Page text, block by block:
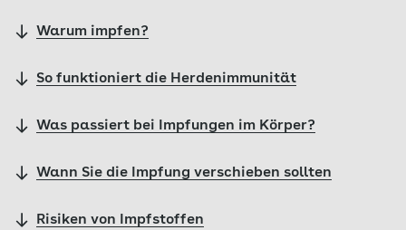
Warum impfen?
So funktioniert die Herdenimmunität
Was passiert bei Impfungen im Körper?
Wann Sie die Impfung verschieben sollten
Risiken von Impfstoffen